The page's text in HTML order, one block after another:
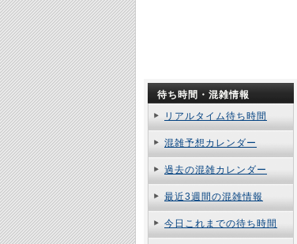
待ち時間・混雑情報
リアルタイム待ち時間
混雑予想カレンダー
過去の混雑カレンダー
最近3週間の混雑情報
今日これまでの待ち時間